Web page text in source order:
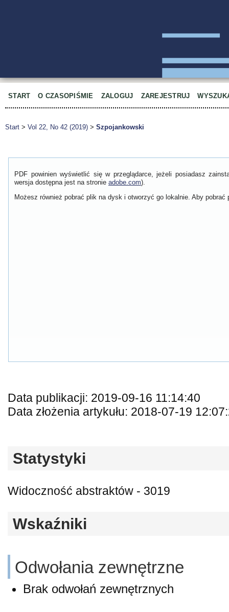
START O CZASOPIŚMIE ZALOGUJ ZAREJESTRUJ
Start > Vol 22, No 42 (2019) > Szpojankowski
PDF powinien wyświetlić się w przeglądarce, jeżeli posiadasz
wersja dostępna jest na stronie adobe.com).
Możesz również pobrać plik na dysk i otworzyć go lokalnie. Aby
Data publikacji: 2019-09-16 11:14:40
Data złożenia artykułu: 2018-07-19
Statystyki
Widoczność abstraktów - 3019
Wskaźniki
Odwołania zewnętrzne
Brak odwołań zewnętrznych